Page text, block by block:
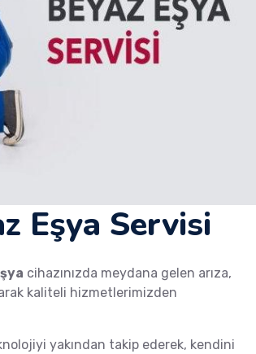
Eşya Servisi
cihazınızda meydana gelen arıza,
kaliteli hizmetlerimizden
yakından takip ederek, kendini